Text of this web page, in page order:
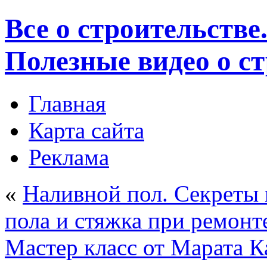
Все о
Полезные видео о
Главная
Карта сайта
Реклама
« Наливной пол. Секреты
пола и стяжка при
Мастер класс от Марата